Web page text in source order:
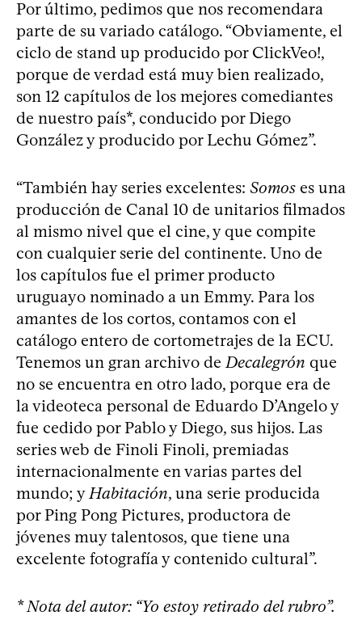
Por último, pedimos que nos recomendara
parte de su variado catálogo. “Obviamente, el
ciclo de stand up producido por ClickVeo!,
porque de verdad está muy bien realizado,
son 12 capítulos de los mejores comediantes
de nuestro país*, conducido por Diego
González y producido por Lechu Gómez”.
“También hay series excelentes: Somos es una
producción de Canal 10 de unitarios filmados
al mismo nivel que el cine, y que compite
con cualquier serie del continente. Uno de
los capítulos fue el primer producto
uruguayo nominado a un Emmy. Para los
amantes de los cortos, contamos con el
catálogo entero de cortometrajes de la ECU.
Tenemos un gran archivo de Decalegrón que
no se encuentra en otro lado, porque era de
la videoteca personal de Eduardo D’Angelo y
fue cedido por Pablo y Diego, sus hijos. Las
series web de Finoli Finoli, premiadas
internacionalmente en varias partes del
mundo; y Habitación, una serie producida
por Ping Pong Pictures, productora de
jóvenes muy talentosos, que tiene una
excelente fotografía y contenido cultural”.
* Nota del autor: “Yo estoy retirado del rubro”.